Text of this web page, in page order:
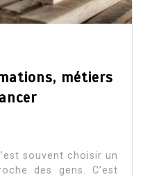
métiers
souvent choisir un
des gens. C’est